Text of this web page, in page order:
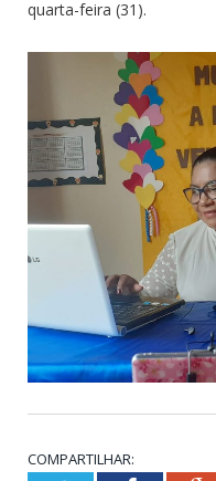
quarta-feira (31).
COMPARTILHAR: